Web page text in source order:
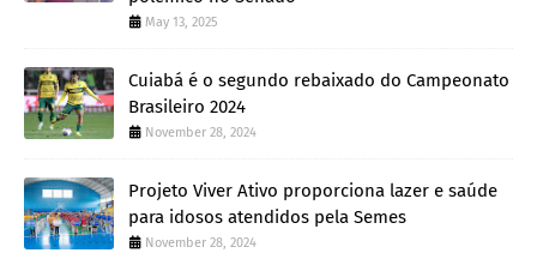
May 13, 2025
Cuiabá é o segundo rebaixado do Campeonato
Brasileiro 2024
November 28, 2024
Projeto Viver Ativo proporciona lazer e saúde
para idosos atendidos pela Semes
November 28, 2024